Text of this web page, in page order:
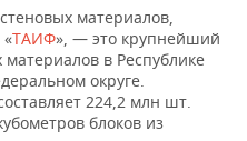
материалов,
ТАИФ», — это крупнейший
в Республике
округе.
224,2 млн шт.
блоков из